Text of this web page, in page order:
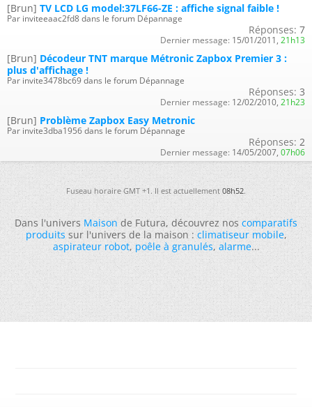
[Brun] TV LCD LG model:37LF66-ZE : affiche signal faible !
Par inviteeaac2fd8 dans le forum Dépannage
Réponses: 7
Dernier message: 15/01/2011, 21h13
[Brun] Décodeur TNT marque Métronic Zapbox Premier 3 :
plus d'affichage !
Par invite3478bc69 dans le forum Dépannage
Réponses: 3
Dernier message: 12/02/2010, 21h23
[Brun] Problème Zapbox Easy Metronic
Par invite3dba1956 dans le forum Dépannage
Réponses: 2
Dernier message: 14/05/2007, 07h06
Fuseau horaire GMT +1. Il est actuellement08h52.
Dans l'universMaisonde Futura, découvrez noscomparatifs
produitssur l'univers de la maison :climatiseur mobile,
aspirateur robot,poêle à granulés,alarme...